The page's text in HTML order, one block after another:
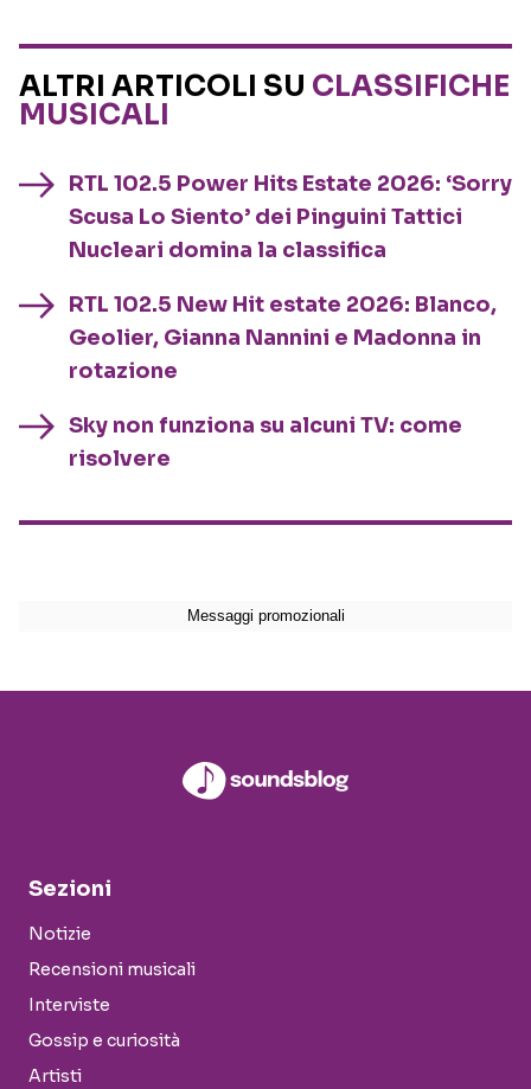
ALTRI ARTICOLI SU CLASSIFICHE
MUSICALI
RTL 102.5 Power Hits Estate 2026: ‘Sorry
Scusa Lo Siento’ dei Pinguini Tattici
Nucleari domina la classifica
RTL 102.5 New Hit estate 2026: Blanco,
Geolier, Gianna Nannini e Madonna in
rotazione
Sky non funziona su alcuni TV: come
risolvere
Sezioni
Notizie
Recensioni musicali
Interviste
Gossip e curiosità
Artisti